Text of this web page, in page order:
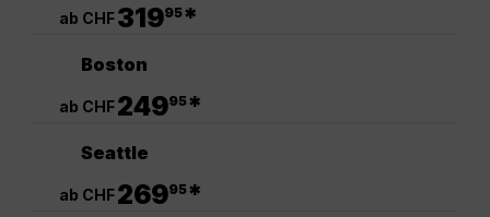
ab CHF31995*
Boston
ab CHF24995*
Seattle
ab CHF26995*